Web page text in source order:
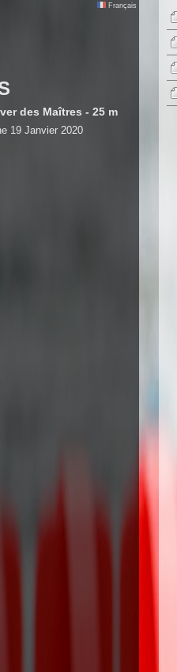
Français
des Maîtres - 25 m
19 Janvier 2020